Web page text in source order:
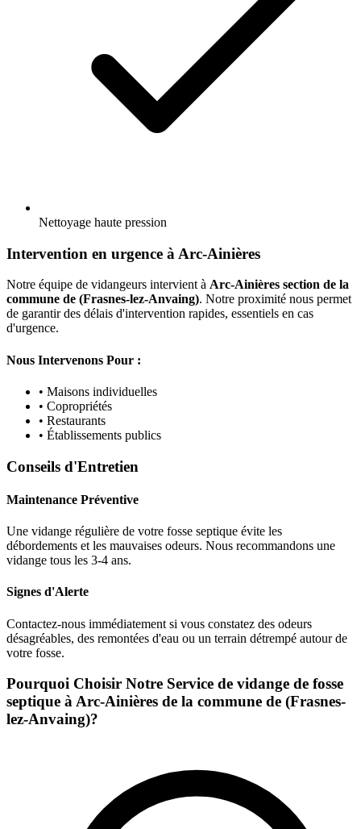
Nettoyage haute pression
Intervention en urgence à Arc-Ainières
Notre équipe de vidangeurs intervient à Arc-Ainières section de la
commune de (Frasnes-lez-Anvaing). Notre proximité nous permet
de garantir des délais d'intervention rapides, essentiels en cas
d'urgence.
Nous Intervenons Pour :
• Maisons individuelles
• Copropriétés
• Restaurants
• Établissements publics
Conseils d'Entretien
Maintenance Préventive
Une vidange régulière de votre fosse septique évite les
débordements et les mauvaises odeurs. Nous recommandons une
vidange tous les 3-4 ans.
Signes d'Alerte
Contactez-nous immédiatement si vous constatez des odeurs
désagréables, des remontées d'eau ou un terrain détrempé autour de
votre fosse.
Pourquoi Choisir Notre Service de vidange de fosse
septique à Arc-Ainières de la commune de (Frasnes-
lez-Anvaing)?